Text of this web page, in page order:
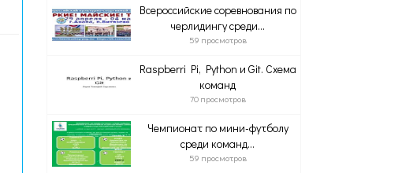
Всероссийские соревнования по
черлидингу среди...
59 просмотров
Raspberri Pi, Python и Git. Схема
команд
70 просмотров
Чемпионат по мини-футболу
среди команд...
59 просмотров